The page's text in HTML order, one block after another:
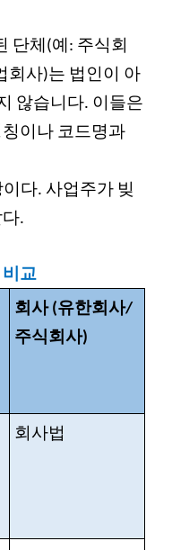
단체(예: 주식회
회사)는 법인이 아
않습니다. 이들은
이나 코드명과
다. 사업주가 빚
.
비교
회사 (유한회사/
주식회사)
회사법